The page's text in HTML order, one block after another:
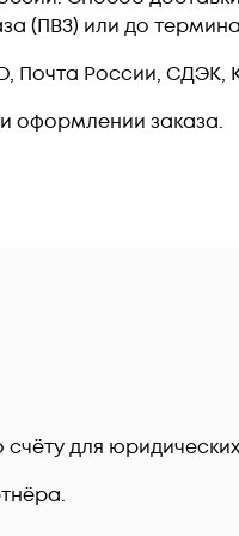
(ПВЗ) или до
Почта России, СДЭК,
оформлении заказа.
для